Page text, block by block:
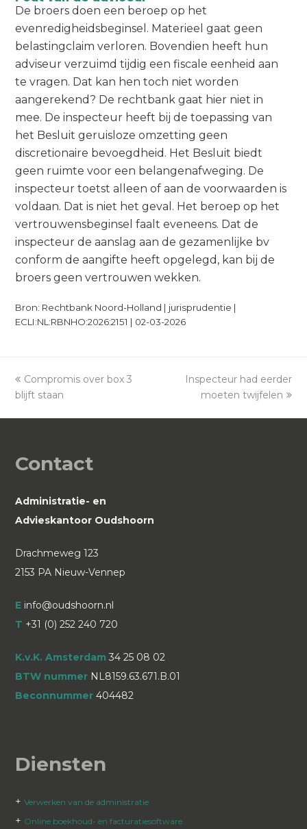
De broers doen een beroep op het
evenredigheidsbeginsel. Materieel gaat geen
belastingclaim verloren. Bovendien heeft hun
adviseur verzuimd tijdig een fiscale eenheid aan
te vragen. Dat kan hen toch niet worden
aangerekend? De rechtbank gaat hier niet in
mee. De inspecteur heeft bij de toepassing van
het Besluit geruisloze omzetting geen
discretionaire bevoegdheid. Het Besluit biedt
geen ruimte voor een belangenafweging. De
inspecteur toetst alleen of aan de voorwaarden is
voldaan. Dat is niet het geval. Het beroep op het
vertrouwensbeginsel faalt eveneens. Dat de
inspecteur de aanslag aan de gezamenlijke bv
conform de aangifte heeft opgelegd, kan bij de
broers geen vertrouwen wekken.
Bron: Rechtbank Noord-Holland | jurisprudentie |
ECLI:NL:RBNHO:2026:2151 | 02-03-2026
previous
post:
Compromis over box 3
blijft staan
next
post:
Inspecteur had eerder
moeten twijfelen
Contact
Administratie- en
Advieskantoor Oudshoorn
Drachmeweg 123
2153 PA Nieuw-Vennep
E info@oudshoorn.nl
T +31 (0) 252 240 720
K.v.K. Amsterdam 34 25 08 02
BTW nummer NL8159.63.671.B.01
Beconnummer 404482
Diensten
+Verwerken van de administratie
+ Online boekhoud- en facturatiesoftware